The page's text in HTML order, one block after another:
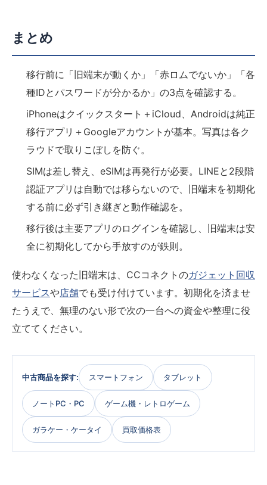
まとめ
移行前に「旧端末が動くか」「赤ロムでないか」「各
種IDとパスワードが分かるか」の3点を確認する。
iPhoneはクイックスタート＋iCloud、Androidは純正
移行アプリ＋Googleアカウントが基本。写真は各ク
ラウドで取りこぼしを防ぐ。
SIMは差し替え、eSIMは再発行が必要。LINEと2段階
認証アプリは自動では移らないので、旧端末を初期化
する前に必ず引き継ぎと動作確認を。
移行後は主要アプリのログインを確認し、旧端末は安
全に初期化してから手放すのが鉄則。
使わなくなった旧端末は、CCコネクトのガジェット回収
サービスや店舗でも受け付けています。初期化を済ませ
たうえで、無理のない形で次の一台への資金や整理に役
立ててください。
中古商品を探す: スマートフォン タブレット
ノートPC・PC ゲーム機・レトロゲーム
ガラケー・ケータイ 買取価格表